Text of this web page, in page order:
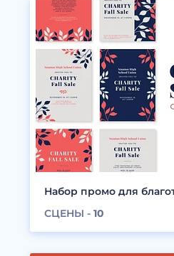
Набор промо для
СЦЕНЫ - 10